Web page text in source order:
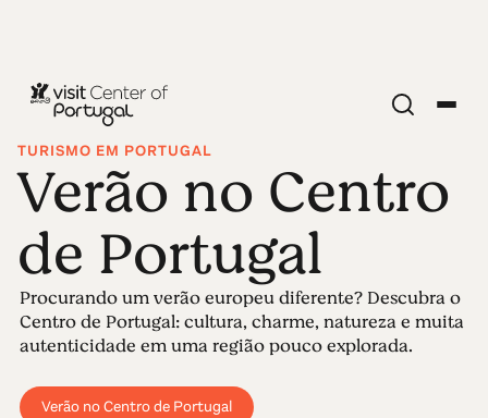
TURISMO EM PORTUGAL
Verão no Centro
de Portugal
Procurando um verão europeu diferente? Descubra o
Centro de Portugal: cultura, charme, natureza e muita
autenticidade em uma região pouco explorada.
Verão no Centro de Portugal